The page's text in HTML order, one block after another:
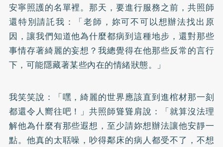
安寧照護的名單裡。那天，要進行服務之前，共照師
還特別請託我：「老師，妳可不可以想辦法找出原
因，讓我們知道他為什麼都病到這種地步，還對那些
事情存著綺麗的妄想？我總覺得在他那些反常的言行
下，可能隱藏著某些內在的情緒狀態。」
我笑笑說：「嘿，綺麗的世界應該直到進棺材那一刻
都還令人嚮往吧！」共照師聳聳肩說：「就算沒法理
解他為什麼有那些遐想，至少請妳想辦法讓他安靜一
點。他真的太聒噪，吵得鄰床的病人都受不了，不想